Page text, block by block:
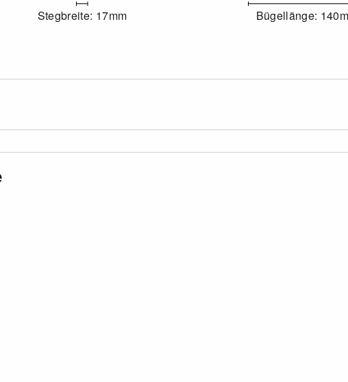
Stegbreite: 17mm Bügellänge: